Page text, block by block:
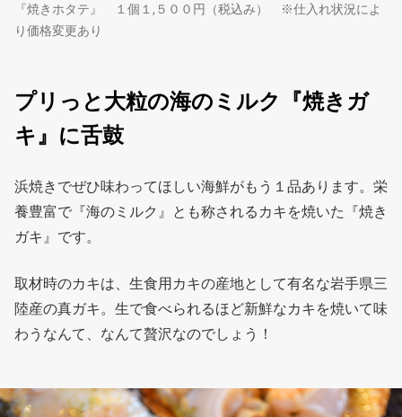
『焼きホタテ』 １個１,５００円（税込み） ※仕入れ状況によ
り価格変更あり
プリっと大粒の海のミルク『焼きガ
キ』に舌鼓
浜焼きでぜひ味わってほしい海鮮がもう１品あります。栄
養豊富で『海のミルク』とも称されるカキを焼いた『焼き
ガキ』です。
取材時のカキは、生食用カキの産地として有名な岩手県三
陸産の真ガキ。生で食べられるほど新鮮なカキを焼いて味
わうなんて、なんて贅沢なのでしょう！